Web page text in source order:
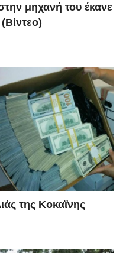
μηχανή του έκανε
της Κοκαΐνης